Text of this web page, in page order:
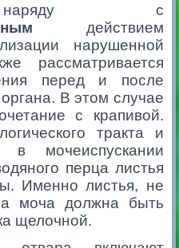
наряду с
действием
нарушенной
рассматривается
перед и после
В этом случае
с крапивой.
тракта и
в мочеиспускании
перца листья
Именно листья, не
моча должна быть
щелочной.